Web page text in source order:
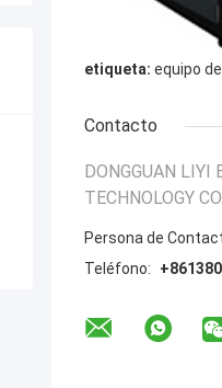
etiqueta: equipo
Contacto
DONGGUAN LIYI
TECHNOLOGY
Persona de
Teléfono: